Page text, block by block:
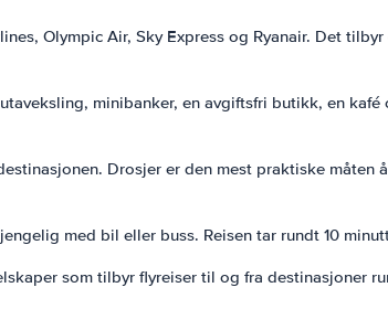
Olympic Air, Sky Express og Ryanair. Det
minibanker, en avgiftsfri butikk, en
Drosjer er den mest praktiske
med bil eller buss. Reisen tar rundt 10
som tilbyr flyreiser til og fra destinasjoner